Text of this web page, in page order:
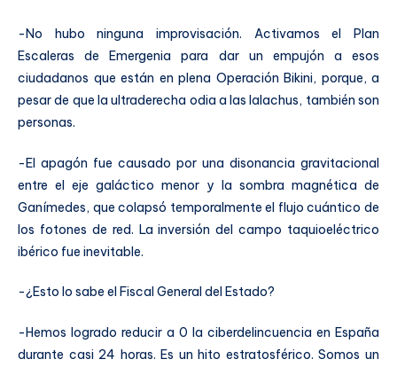
-No hubo ninguna improvisación. Activamos el Plan
Escaleras de Emergenia para dar un empujón a esos
ciudadanos que están en plena Operación Bikini, porque, a
pesar de que la ultraderecha odia a las lalachus, también son
personas.
-El apagón fue causado por una disonancia gravitacional
entre el eje galáctico menor y la sombra magnética de
Ganímedes, que colapsó temporalmente el flujo cuántico de
los fotones de red. La inversión del campo taquioeléctrico
ibérico fue inevitable.
-¿Esto lo sabe el Fiscal General del Estado?
-Hemos logrado reducir a 0 la ciberdelincuencia en España
durante casi 24 horas. Es un hito estratosférico. Somos un